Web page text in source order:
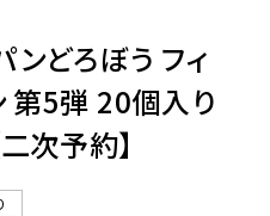
ンどろぼう フィ
第5弾 20個入り
次予約】